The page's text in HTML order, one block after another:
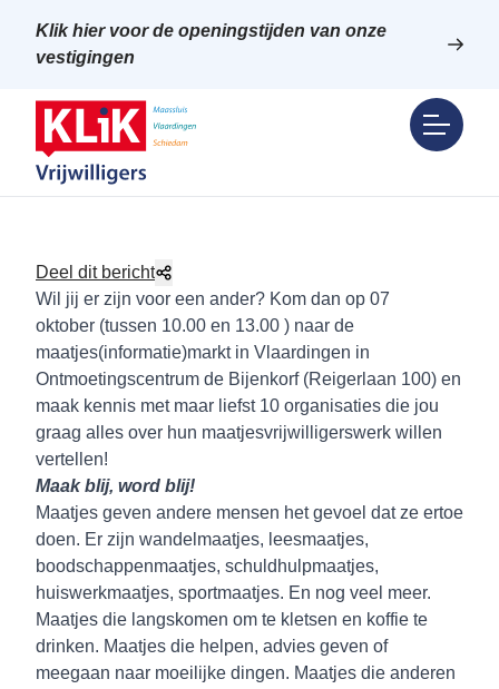
Klik hier voor de openingstijden van onze
vestigingen
Deel dit bericht
Wil jij er zijn voor een ander? Kom dan op 07
oktober (tussen 10.00 en 13.00 ) naar de
maatjes(informatie)markt in Vlaardingen in
Ontmoetingscentrum de Bijenkorf (Reigerlaan 100) en
maak kennis met maar liefst 10 organisaties die jou
graag alles over hun maatjesvrijwilligerswerk willen
vertellen!
Maak blij, word blij!
Maatjes geven andere mensen het gevoel dat ze ertoe
doen. Er zijn wandelmaatjes, leesmaatjes,
boodschappenmaatjes, schuldhulpmaatjes,
huiswerkmaatjes, sportmaatjes. En nog veel meer.
Maatjes die langskomen om te kletsen en koffie te
drinken. Maatjes die helpen, advies geven of
meegaan naar moeilijke dingen. Maatjes die anderen